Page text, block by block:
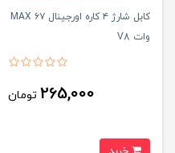
کابل شارژ ۴ کاره اورجینال MAX ۶۷
وات V8
265,000 تومان